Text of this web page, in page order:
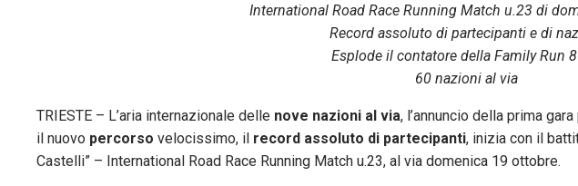
International Road Race Running Match u.23 di
Record assoluto di partecipanti e di
Esplode il contatore della Family Run
60 nazioni al via
TRIESTE – L’aria internazionale delle nove nazioni al via, l’annuncio della prima
il nuovo percorso velocissimo, il record assoluto di partecipanti, inizia con il
Castelli” – International Road Race Running Match u.23, al via domenica 19 ottobre.